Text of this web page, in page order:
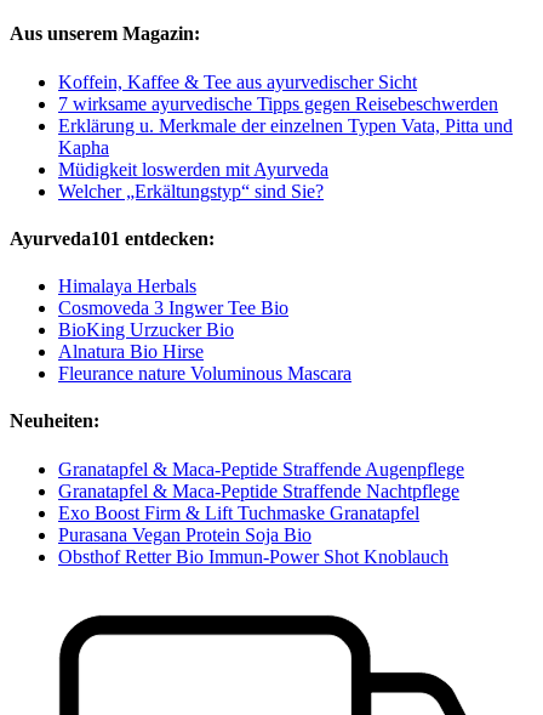
Aus unserem Magazin:
Koffein, Kaffee & Tee aus ayurvedischer Sicht
7 wirksame ayurvedische Tipps gegen Reisebeschwerden
Erklärung u. Merkmale der einzelnen Typen Vata, Pitta und
Kapha
Müdigkeit loswerden mit Ayurveda
Welcher „Erkältungstyp“ sind Sie?
Ayurveda101 entdecken:
Himalaya Herbals
Cosmoveda 3 Ingwer Tee Bio
BioKing Urzucker Bio
Alnatura Bio Hirse
Fleurance nature Voluminous Mascara
Neuheiten:
Granatapfel & Maca-Peptide Straffende Augenpflege
Granatapfel & Maca-Peptide Straffende Nachtpflege
Exo Boost Firm & Lift Tuchmaske Granatapfel
Purasana Vegan Protein Soja Bio
Obsthof Retter Bio Immun-Power Shot Knoblauch